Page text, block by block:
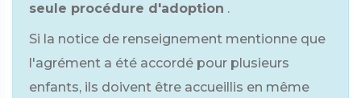
seule procédure d'adoption .
Si la notice de renseignement mentionne que
l'agrément a été accordé pour plusieurs
enfants, ils doivent être accueillis en même